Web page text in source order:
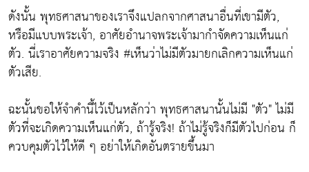
ดังนั้น พุทธศาสนาของเราจึงแปลกจากศาสนาอื่นที่เขามีตัว,
หรือมีแบบพระเจ้า, อาศัยอำนาจพระเจ้ามากำจัดความเห็นแก่
ตัว. นี่เราอาศัยความจริง #เห็นว่าไม่มีตัวมายกเลิกความเห็นแก่
ตัวเสีย.
ฉะนั้นขอให้จำคำนี้ไว้เป็นหลักว่า พุทธศาสนานั้นไม่มี "ตัว" ไม่มี
ตัวที่จะเกิดความเห็นแก่ตัว, ถ้ารู้จริง! ถ้าไม่รู้จริงก็มีตัวไปก่อน ก็
ควบคุมตัวไว้ให้ดี ๆ อย่าให้เกิดอันตรายขึ้นมา